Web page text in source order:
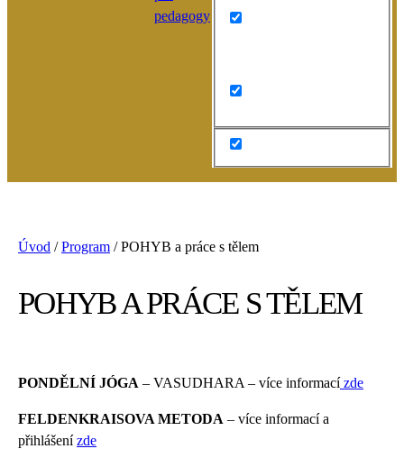
pedagogy
Úvod /Program /POHYB a práce s tělem
POHYB A PRÁCE S TĚLEM
PONDĚLNÍ JÓGA – VASUDHARA – více informacízde
FELDENKRAISOVA METODA – více informací a
přihlášenízde